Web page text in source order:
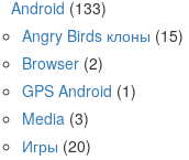
Android (133)
Angry Birds клоны (15)
Browser (2)
GPS Android (1)
Media (3)
Игры (20)